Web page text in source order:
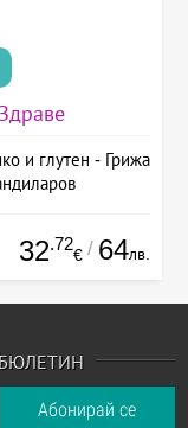
и глутен - Грижа
32.72
€ / 64лв.